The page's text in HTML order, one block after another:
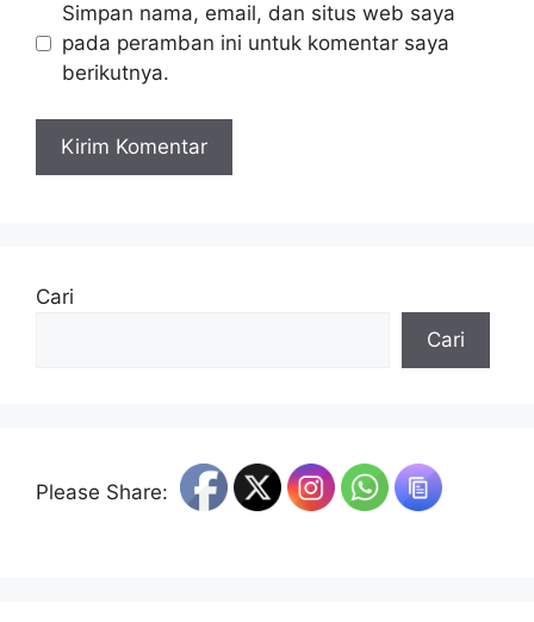
Simpan nama, email, dan situs web saya
pada peramban ini untuk komentar saya
berikutnya.
Cari
Cari
Please Share: